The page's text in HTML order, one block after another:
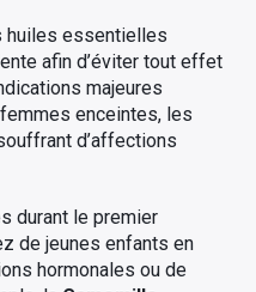
huiles essentielles
afin d’éviter tout effet
majeures
enceintes, les
d’affections
durant le premier
de jeunes enfants en
hormonales ou de